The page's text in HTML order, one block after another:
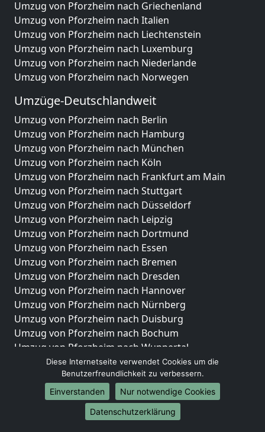
Umzug von Pforzheim nach Griechenland
Umzug von Pforzheim nach Italien
Umzug von Pforzheim nach Liechtenstein
Umzug von Pforzheim nach Luxemburg
Umzug von Pforzheim nach Niederlande
Umzug von Pforzheim nach Norwegen
Umzüge-Deutschlandweit
Umzug von Pforzheim nach Berlin
Umzug von Pforzheim nach Hamburg
Umzug von Pforzheim nach München
Umzug von Pforzheim nach Köln
Umzug von Pforzheim nach Frankfurt am Main
Umzug von Pforzheim nach Stuttgart
Umzug von Pforzheim nach Düsseldorf
Umzug von Pforzheim nach Leipzig
Umzug von Pforzheim nach Dortmund
Umzug von Pforzheim nach Essen
Umzug von Pforzheim nach Bremen
Umzug von Pforzheim nach Dresden
Umzug von Pforzheim nach Hannover
Umzug von Pforzheim nach Nürnberg
Umzug von Pforzheim nach Duisburg
Umzug von Pforzheim nach Bochum
Umzug von Pforzheim nach Wuppertal
Umzug von Pforzheim nach Bielefeld
Umzug von Pforzheim nach Bonn
Umzug von Pforzheim nach Münster
Internationale-Umzüge
Diese Internetseite verwendet Cookies um die
Benutzerfreundlichkeit zu verbessern.
Einverstanden
Nur notwendige Cookies
Datenschutzerklärung